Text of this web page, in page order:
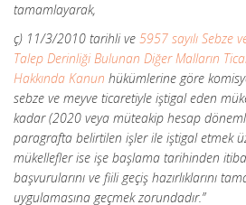
tamamlayarak,
ç) 11/3/2010 tarihli ve 5957 sayılı Sebze
Talep Derinliği Bulunan Diğer Malların
Hakkında Kanun hükümlerine göre
sebze ve meyve ticaretiyle iştigal eden
kadar (2020 veya müteakip hesap
paragrafta belirtilen işler ile iştigal etmek
mükellefler ise işe başlama tarihinden
başvurularını ve fiili geçiş hazırlıklarını
uygulamasına geçmek zorundadır.”